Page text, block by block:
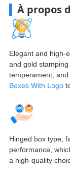
À propos
Elegant and high-
and gold
temperament, and
Boxes With Logo
Hinged box type,
performance,
a high-quality